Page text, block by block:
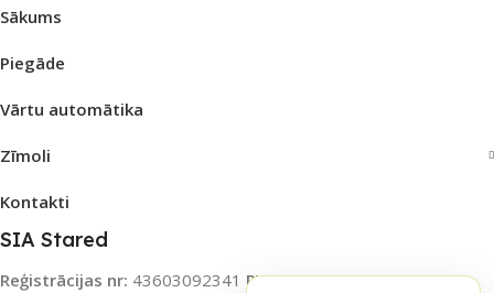
Sākums
Piegāde
Vārtu automātika
Zīmoli
Kontakti
SIA Stared
Reģistrācijas nr: 43603092341 PVN nr:LV43603092341